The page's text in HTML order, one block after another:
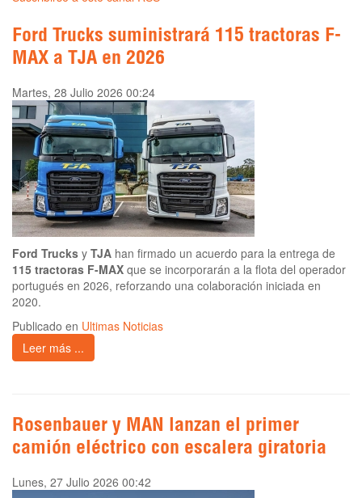
Ford Trucks suministrará 115 tractoras F-
MAX a TJA en 2026
Martes, 28 Julio 2026 00:24
Ford Trucks y TJA han firmado un acuerdo para la entrega de
115 tractoras F-MAX que se incorporarán a la flota del operador
portugués en 2026, reforzando una colaboración iniciada en
2020.
Publicado en Ultimas Noticias
Leer más ...
Rosenbauer y MAN lanzan el primer
camión eléctrico con escalera giratoria
Lunes, 27 Julio 2026 00:42